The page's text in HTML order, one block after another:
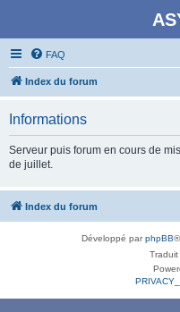
FAQ
Index du forum
Informations
Serveur puis forum en cours de
de juillet.
Index du forum
Développé parphpBB